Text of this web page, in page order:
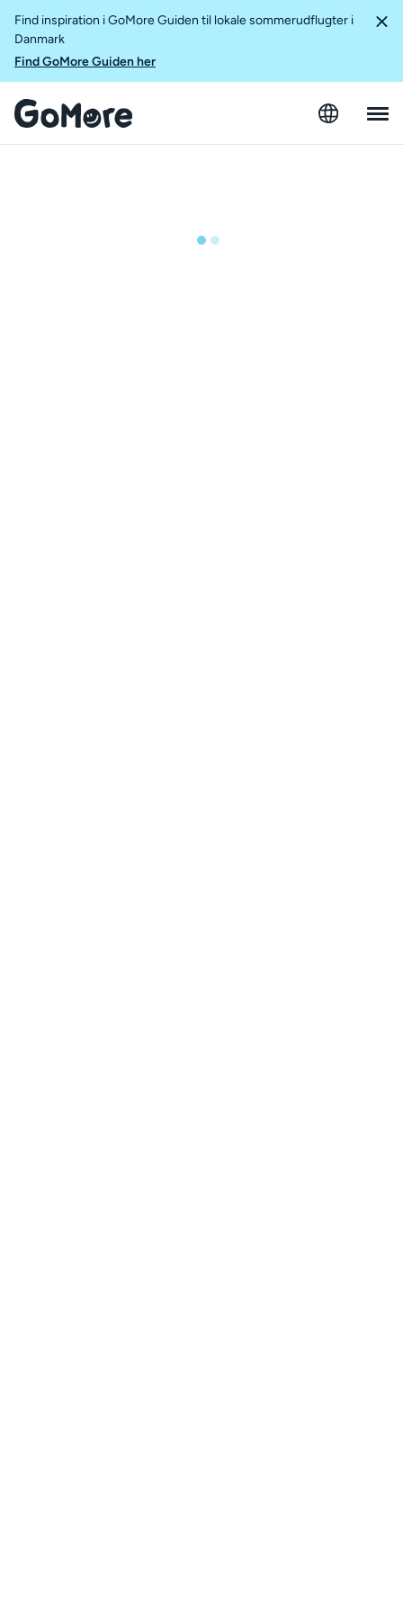
Find inspiration i GoMore Guiden til lokale sommerudflugter i
Danmark
Find GoMore Guiden her